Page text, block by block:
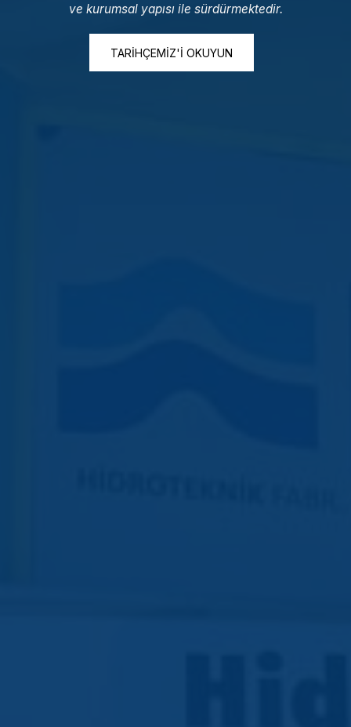
ve kurumsal yapısı ile sürdürmektedir.
TARIHÇEMIZ'I OKUYUN